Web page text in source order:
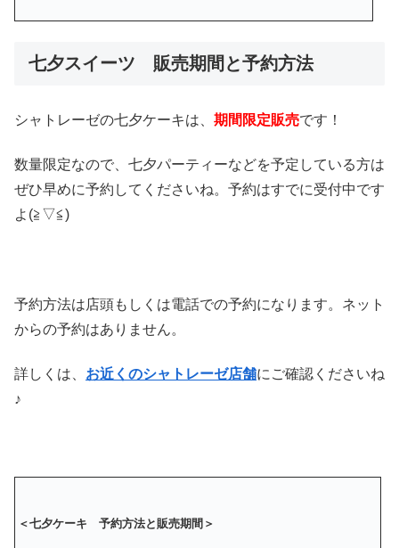
七夕スイーツ 販売期間と予約方法
シャトレーゼの七夕ケーキは、 期間限定販売です！
数量限定なので、七夕パーティーなどを予定している方は
ぜひ早めに予約してくださいね。予約はすでに受付中です
よ(≧▽≦)
予約方法は店頭もしくは電話での予約になります。ネット
からの予約はありません。
詳しくは、 お近くのシャトレーゼ店舗にご確認くださいね
♪
＜七夕ケーキ 予約方法と販売期間＞